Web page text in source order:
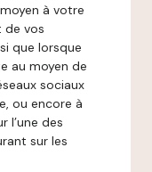
à votre
de vos
que lorsque
au moyen de
sociaux
ou encore à
l’une des
sur les